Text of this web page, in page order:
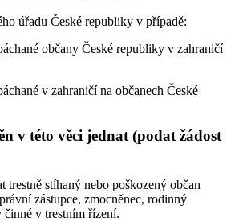
úřadu České republiky v případě:
občany České republiky v zahraničí
v zahraničí na občanech České
v této věci jednat (podat žádost
trestně stíhaný nebo poškozený občan
zástupce, zmocněnec, rodinný
v trestním řízení.